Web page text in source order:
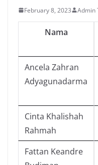
February 8, 2023 Admin
Nama
Ancela Zahran
Adyagunadarma
Cinta Khalishah
Rahmah
Fattan Keandre